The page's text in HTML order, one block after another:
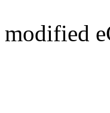
modified